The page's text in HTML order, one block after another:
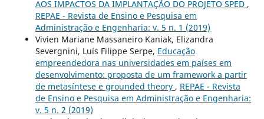
AOS IMPACTOS DA IMPLANTAÇÃO DO PROJETO SPED ,
REPAE - Revista de Ensino e Pesquisa em
Administração e Engenharia: v. 5 n. 1 (2019)
Vivien Mariane Massaneiro Kaniak, Elizandra
Severgnini, Luís Filippe Serpe, Educação
empreendedora nas universidades em países em
desenvolvimento: proposta de um framework a partir
de metasíntese e grounded theory , REPAE - Revista
de Ensino e Pesquisa em Administração e Engenharia:
v. 5 n. 2 (2019)